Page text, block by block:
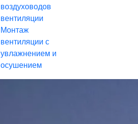
воздуховодов
вентиляции
Монтаж
вентиляции с
увлажнением и
осушением